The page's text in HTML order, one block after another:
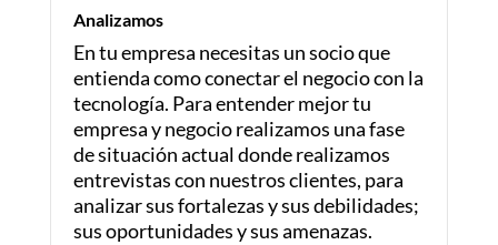
Analizamos
En tu empresa necesitas un socio que
entienda como conectar el negocio con la
tecnología. Para entender mejor tu
empresa y negocio realizamos una fase
de situación actual donde realizamos
entrevistas con nuestros clientes, para
analizar sus fortalezas y sus debilidades;
sus oportunidades y sus amenazas.